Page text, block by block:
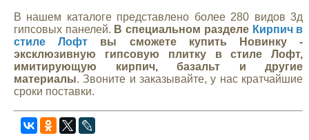
В нашем каталоге представлено более 280 видов 3д
гипсовых панелей. В специальном разделе Кирпич в
стиле Лофт вы сможете купить Новинку -
эксклюзивную гипсовую плитку в стиле Лофт,
имитирующую кирпич, базальт и другие
материалы. Звоните и заказывайте, у нас кратчайшие
сроки поставки.